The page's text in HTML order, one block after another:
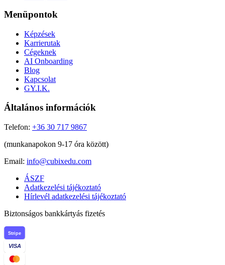
Menüpontok
Képzések
Karrierutak
Cégeknek
AI Onboarding
Blog
Kapcsolat
GY.I.K.
Általános információk
Telefon: +36 30 717 9867
(munkanapokon 9-17 óra között)
Email: info@cubixedu.com
ÁSZF
Adatkezelési tájékoztató
Hírlevél adatkezelési tájékoztató
Biztonságos bankkártyás fizetés
Stripe
VISA